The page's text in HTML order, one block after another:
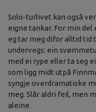
Solo-turlivet kan også
eigne tankar. For min
eg tar meg difor alltid tid
undervegs: ein
med ei rype eller ta seg
som ligg midt utpå
syngje overdramatiske
meg. Slår aldri feil, men
aleine.